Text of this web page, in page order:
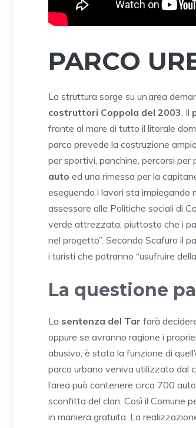
PARCO
La struttura sorge su un’area
costruttori Coppola del 2003. Il
fronte al mare di tutto il litorale
parco prevede la costruzione
per sportivi, panchine, percorsi
auto ed una rimessa per la
eseguendo i lavori sta impiegando
assessore alle Politiche sociali di
verde attrezzata, piuttosto che i
nel progetto”. Secondo Scafuro il
i turisti che potranno “usufruire
La questione
La sentenza del Tar farà
oppure se avranno ragione i
abusivo, è stata la funzione di
parco urbano veniva utilizzato dal
l’area può contenere circa 700
sconfitta del clan. Così il Comune
in maniera gratuita. La